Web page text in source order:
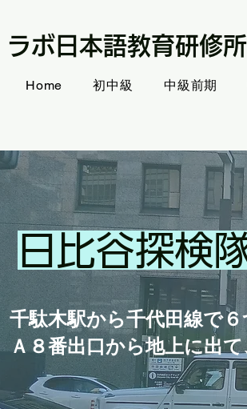
ラボ日本語教育研修
Home 初中級 中級前期
日比谷探検
千駄木駅から千代田線で
Ａ８番出口から地上に出